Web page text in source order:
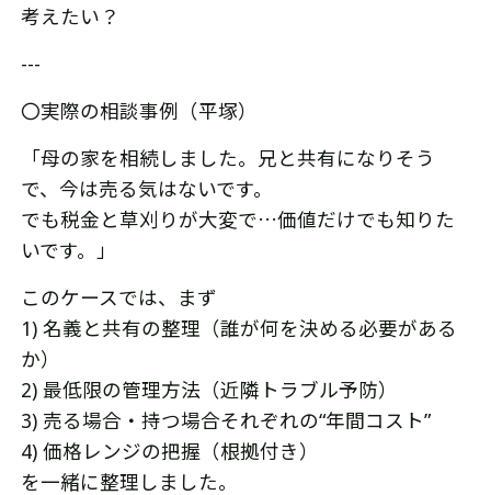
考えたい？
---
〇実際の相談事例（平塚）
「母の家を相続しました。兄と共有になりそう
で、今は売る気はないです。
でも税金と草刈りが大変で…価値だけでも知りた
いです。」
このケースでは、まず
1) 名義と共有の整理（誰が何を決める必要がある
か）
2) 最低限の管理方法（近隣トラブル予防）
3) 売る場合・持つ場合それぞれの“年間コスト”
4) 価格レンジの把握（根拠付き）
を一緒に整理しました。